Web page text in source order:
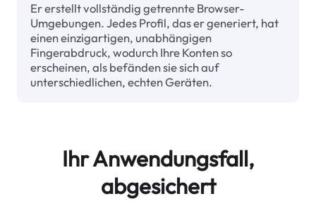
Er erstellt vollständig getrennte Browser-
Umgebungen. Jedes Profil, das er generiert, hat
einen einzigartigen, unabhängigen
Fingerabdruck, wodurch Ihre Konten so
erscheinen, als befänden sie sich auf
unterschiedlichen, echten Geräten.
Ihr Anwendungsfall,
abgesichert